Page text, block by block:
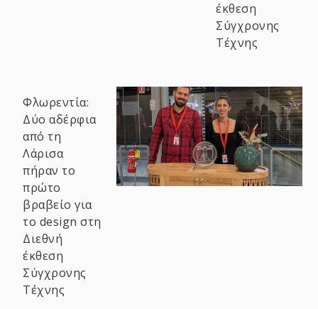
έκθεση
Σύγχρονης
Τέχνης
Φλωρεντία:
Δύο αδέρφια
από τη
Λάρισα
πήραν το
πρώτο
βραβείο για
το design στη
Διεθνή
έκθεση
Σύγχρονης
Τέχνης